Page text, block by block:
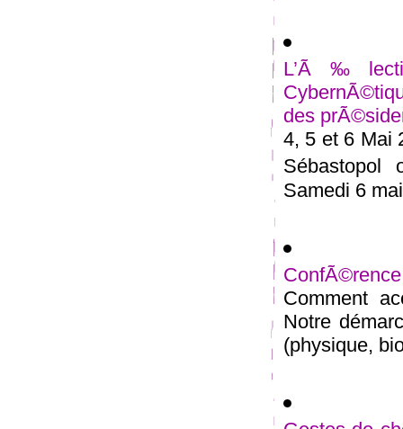
des
4, 5 et 6 Mai
Samedi 6
Comment
Notre
(physique,